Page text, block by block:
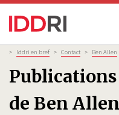
Aller
au
contenu
principal
de Ben Allen
Fil
d'Ariane
> Iddri en bref > Contact > Ben Allen